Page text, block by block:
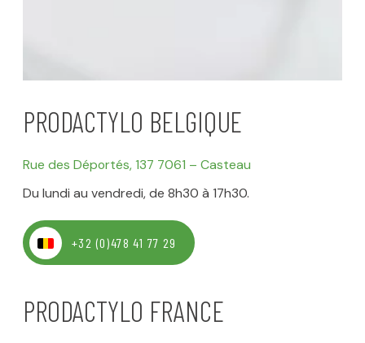
PRODACTYLO BELGIQUE
Rue des Déportés, 137 7061 – Casteau
Du lundi au vendredi, de 8h30 à 17h30.
+32 (0)478 41 77 29
PRODACTYLO FRANCE